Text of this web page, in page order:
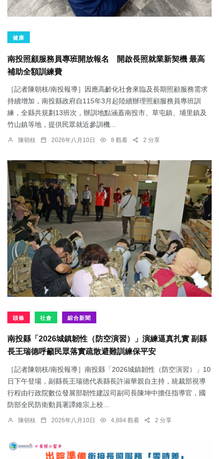
健康
南投照顧服務員專班開放報名 開啟長照就業新契機 最高
補助全額訓練費
［記者陳朝枝/南投報導］因應高齡化社會來臨及長期照顧服務需求
持續增加，南投縣政府自115年3月起陸續辦理照顧服務員專班訓
練，全縣共規劃13班次，辦訓地點涵蓋南投市、草屯鎮、埔里鎮及
竹山鎮等地，提供民眾就近參訓機...
陳朝枝 2026年八月10日 8 觀看 2 分享
頭條 社會 綜合新聞
南投縣「2026城鎮韌性（防空演習）」演練逼真扎實 副縣
長王瑞德呼籲民眾落實疏散避難訓練保平安
［記者陳朝枝/南投報導］南投縣「2026城鎮韌性（防空演習）」10
日下午登場，副縣長王瑞德代表縣長許淑華親自主持，統裁部視導
行程由行政院數位發展部韌性建設司副司長陳坤中擔任指導官，國
防部全民防衛動員署譚維宗上校...
陳朝枝 2026年八月10日 4,884 觀看 2 分享